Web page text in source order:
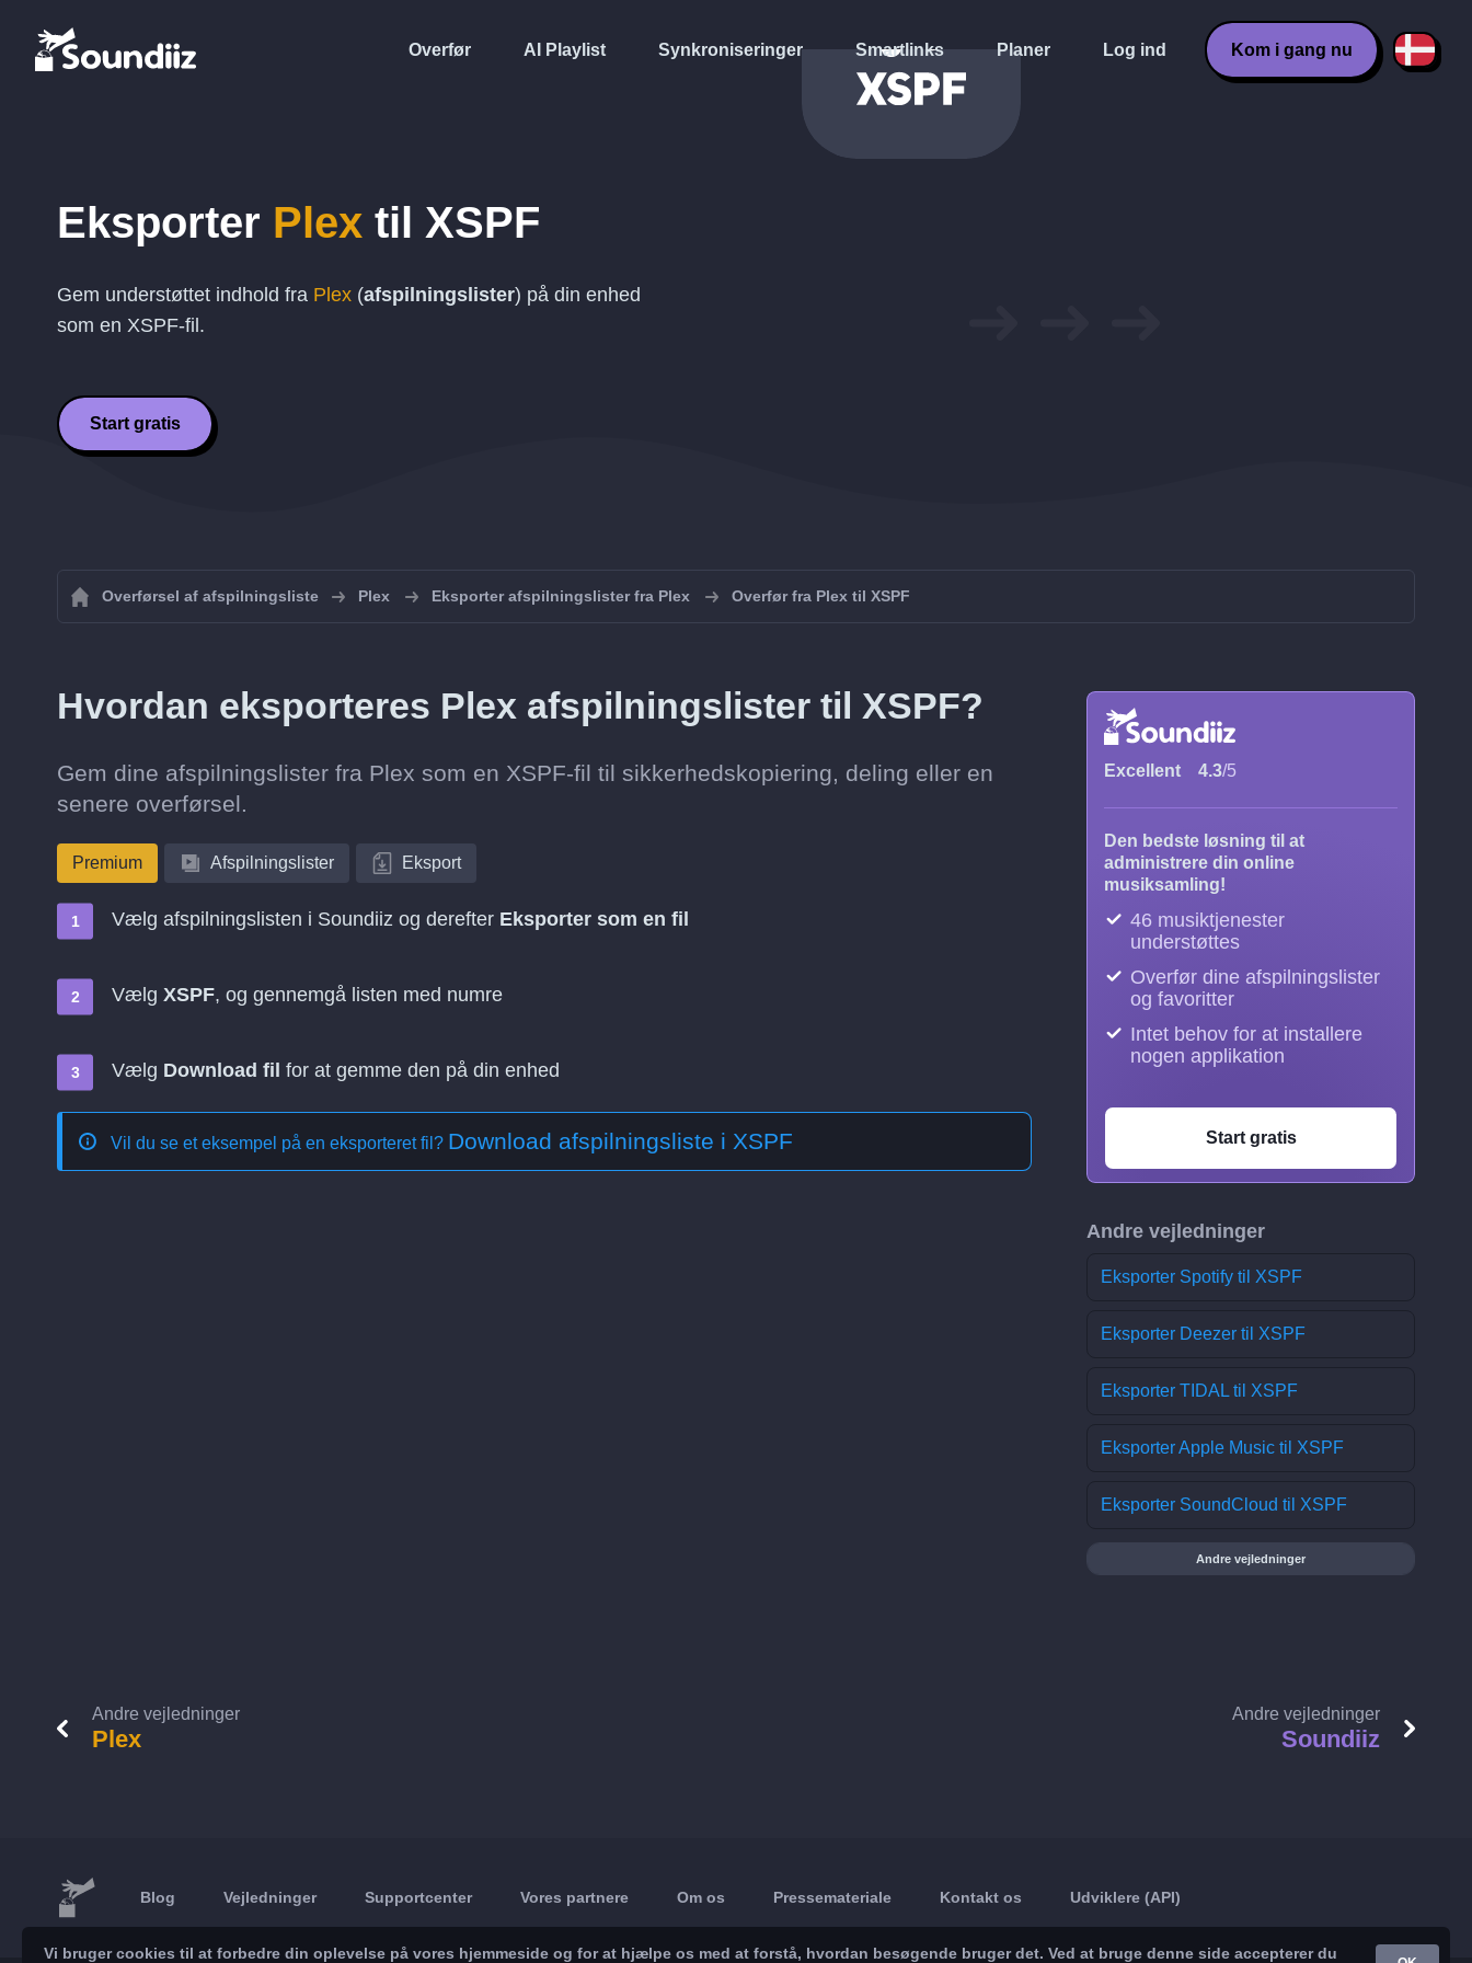
Overfør AI Playlist Synkroniseringer Smartlinks Planer Log ind Kom i gang nu
Eksporter Plex til XSPF
Gem understøttet indhold fra Plex (afspilningslister) på din enhed
som en XSPF-fil.
Start gratis
Overførsel af afspilningsliste Plex Eksporter afspilningslister fra Plex Overfør fra Plex til XSPF
Hvordan eksporteres Plex afspilningslister til XSPF?
Gem dine afspilningslister fra Plex som en XSPF-fil til sikkerhedskopiering, deling eller en
senere overførsel.
Premium Afspilningslister Eksport
Vælg afspilningslisten i Soundiiz og derefter Eksporter som en fil
Vælg XSPF, og gennemgå listen med numre
Vælg Download fil for at gemme den på din enhed
Vil du se et eksempel på en eksporteret fil? Download afspilningsliste i XSPF
Excellent 4.3/5
Den bedste løsning til at
administrere din online
musiksamling!
46 musiktjenester
understøttes
Overfør dine afspilningslister
og favoritter
Intet behov for at installere
nogen applikation
Start gratis
Andre vejledninger
Eksporter Spotify til XSPF
Eksporter Deezer til XSPF
Eksporter TIDAL til XSPF
Eksporter Apple Music til XSPF
Eksporter SoundCloud til XSPF
Andre vejledninger
Andre vejledninger
Plex
Andre vejledninger
Soundiiz
Blog Vejledninger Supportcenter Vores partnere Om os Pressemateriale Kontakt os Udviklere (API)
Vi bruger cookies til at forbedre din oplevelse på vores hjemmeside og for at hjælpe os med at forstå, hvordan besøgende bruger det. Ved at bruge denne side accepterer du